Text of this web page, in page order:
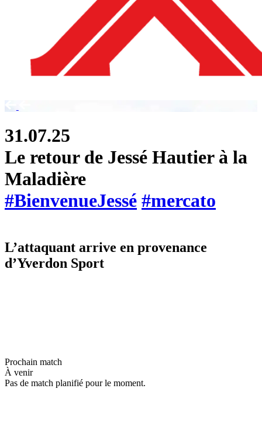
31.07.25
Le retour de Jessé Hautier à la
Maladière
#BienvenueJessé #mercato
L’attaquant arrive en provenance
d’Yverdon Sport
Prochain match
À venir
Pas de match planifié pour le moment.